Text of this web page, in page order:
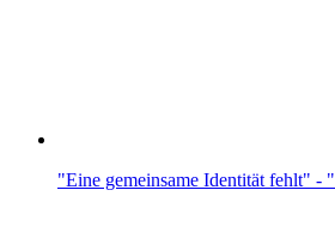
"Eine gemeinsame Identität fehlt"